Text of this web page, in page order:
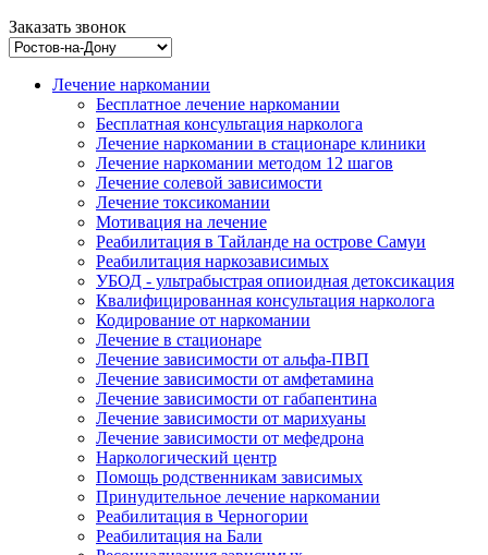
Заказать звонок
Лечение наркомании
Бесплатное лечение наркомании
Бесплатная консультация нарколога
Лечение наркомании в стационаре клиники
Лечение наркомании методом 12 шагов
Лечение солевой зависимости
Лечение токсикомании
Мотивация на лечение
Реабилитация в Тайланде на острове Самуи
Реабилитация наркозависимых
УБОД - ультрабыстрая опиоидная детоксикация
Квалифицированная консультация нарколога
Кодирование от наркомании
Лечение в стационаре
Лечение зависимости от альфа-ПВП
Лечение зависимости от амфетамина
Лечение зависимости от габапентина
Лечение зависимости от марихуаны
Лечение зависимости от мефедрона
Наркологический центр
Помощь родственникам зависимых
Принудительное лечение наркомании
Реабилитация в Черногории
Реабилитация на Бали